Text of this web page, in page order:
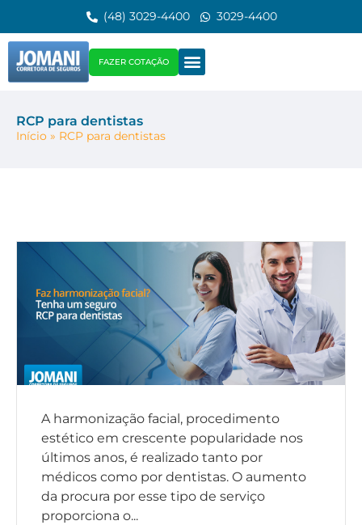
(48) 3029-4400 3029-4400
FAZER COTAÇÃO
RCP para dentistas
Início » RCP para dentistas
A harmonização facial, procedimento
estético em crescente popularidade nos
últimos anos, é realizado tanto por
médicos como por dentistas. O aumento
da procura por esse tipo de serviço
proporciona o...